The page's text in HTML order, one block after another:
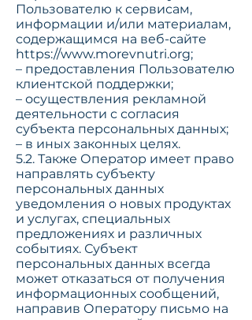
Пользователю к сервисам,
информации и/или материалам,
содержащимся на веб-сайте
https://www.morevnutri.org;
– предоставления Пользователю
клиентской поддержки;
– осуществления рекламной
деятельности с согласия
субъекта персональных данных;
– в иных законных целях.
5.2. Также Оператор имеет право
направлять субъекту
персональных данных
уведомления о новых продуктах
и услугах, специальных
предложениях и различных
событиях. Субъект
персональных данных всегда
может отказаться от получения
информационных сообщений,
направив Оператору письмо на